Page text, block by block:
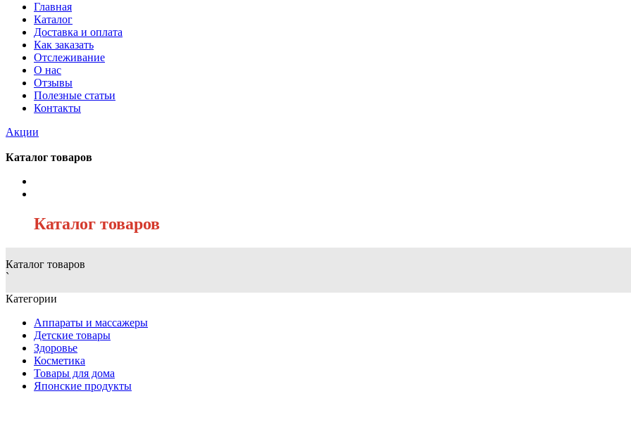
Главная
Каталог
Доставка и оплата
Как заказать
Отслеживание
О нас
Отзывы
Полезные статьи
Контакты
Акции
Каталог товаров
Каталог товаров
Каталог товаров
`
Категории
Аппараты и массажеры
Детские товары
Здоровье
Косметика
Товары для дома
Японские продукты